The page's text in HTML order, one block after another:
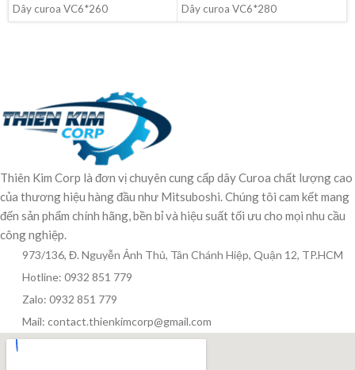
Dây curoa VC6*260
Dây curoa VC6*280
Thiên Kim Corp là đơn vị chuyên cung cấp dây Curoa chất lượng cao
của thương hiệu hàng đầu như Mitsuboshi. Chúng tôi cam kết mang
đến sản phẩm chính hãng, bền bỉ và hiệu suất tối ưu cho mọi nhu cầu
công nghiệp.
973/136, Đ. Nguyễn Ảnh Thủ, Tân Chánh Hiệp, Quận 12, TP.HCM
Hotline: 0932 851 779
Zalo: 0932 851 779
Mail: contact.thienkimcorp@gmail.com